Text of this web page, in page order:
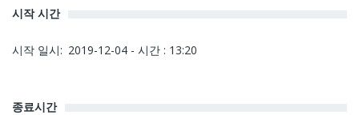
시작 시간
시작 일시 2019-12-04 - 시간 : 13:20
종료시간